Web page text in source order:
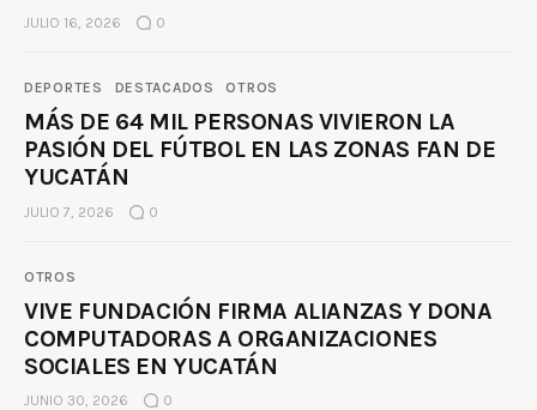
JULIO 16, 2026 0
DEPORTES DESTACADOS OTROS
MÁS DE 64 MIL PERSONAS VIVIERON LA
PASIÓN DEL FÚTBOL EN LAS ZONAS FAN DE
YUCATÁN
JULIO 7, 2026 0
OTROS
VIVE FUNDACIÓN FIRMA ALIANZAS Y DONA
COMPUTADORAS A ORGANIZACIONES
SOCIALES EN YUCATÁN
JUNIO 30, 2026 0